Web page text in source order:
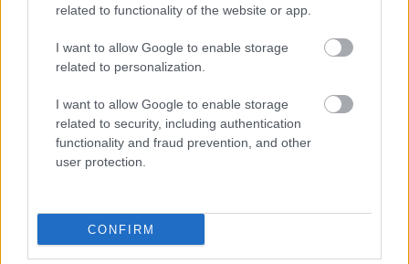
related to functionality of the website or app.
I want to allow Google to enable storage
related to personalization.
I want to allow Google to enable storage
related to security, including authentication
functionality and fraud prevention, and other
user protection.
CONFIRM
pénzösszeg beállításával – az alábbi lejátszó alatt